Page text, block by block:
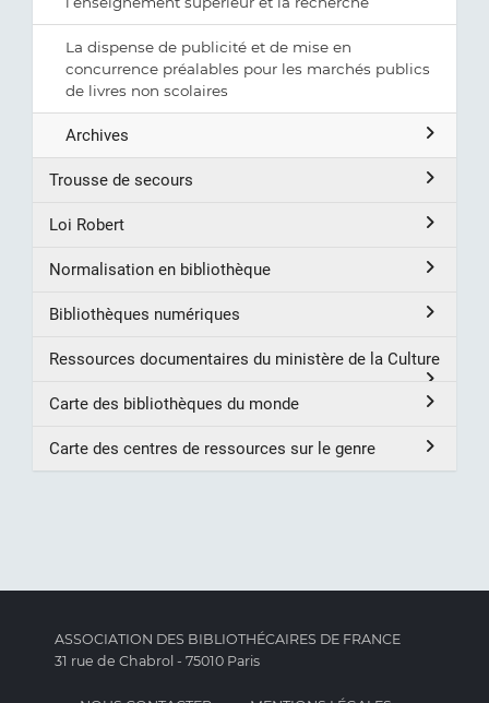
La dispense de publicité et de mise en
concurrence préalables pour les marchés publics
de livres non scolaires
Archives
Trousse de secours
Loi Robert
Normalisation en bibliothèque
Bibliothèques numériques
Ressources documentaires du ministère de la Culture
Carte des bibliothèques du monde
Carte des centres de ressources sur le genre
ASSOCIATION DES BIBLIOTHÉCAIRES DE FRANCE
31 rue de Chabrol - 75010 Paris